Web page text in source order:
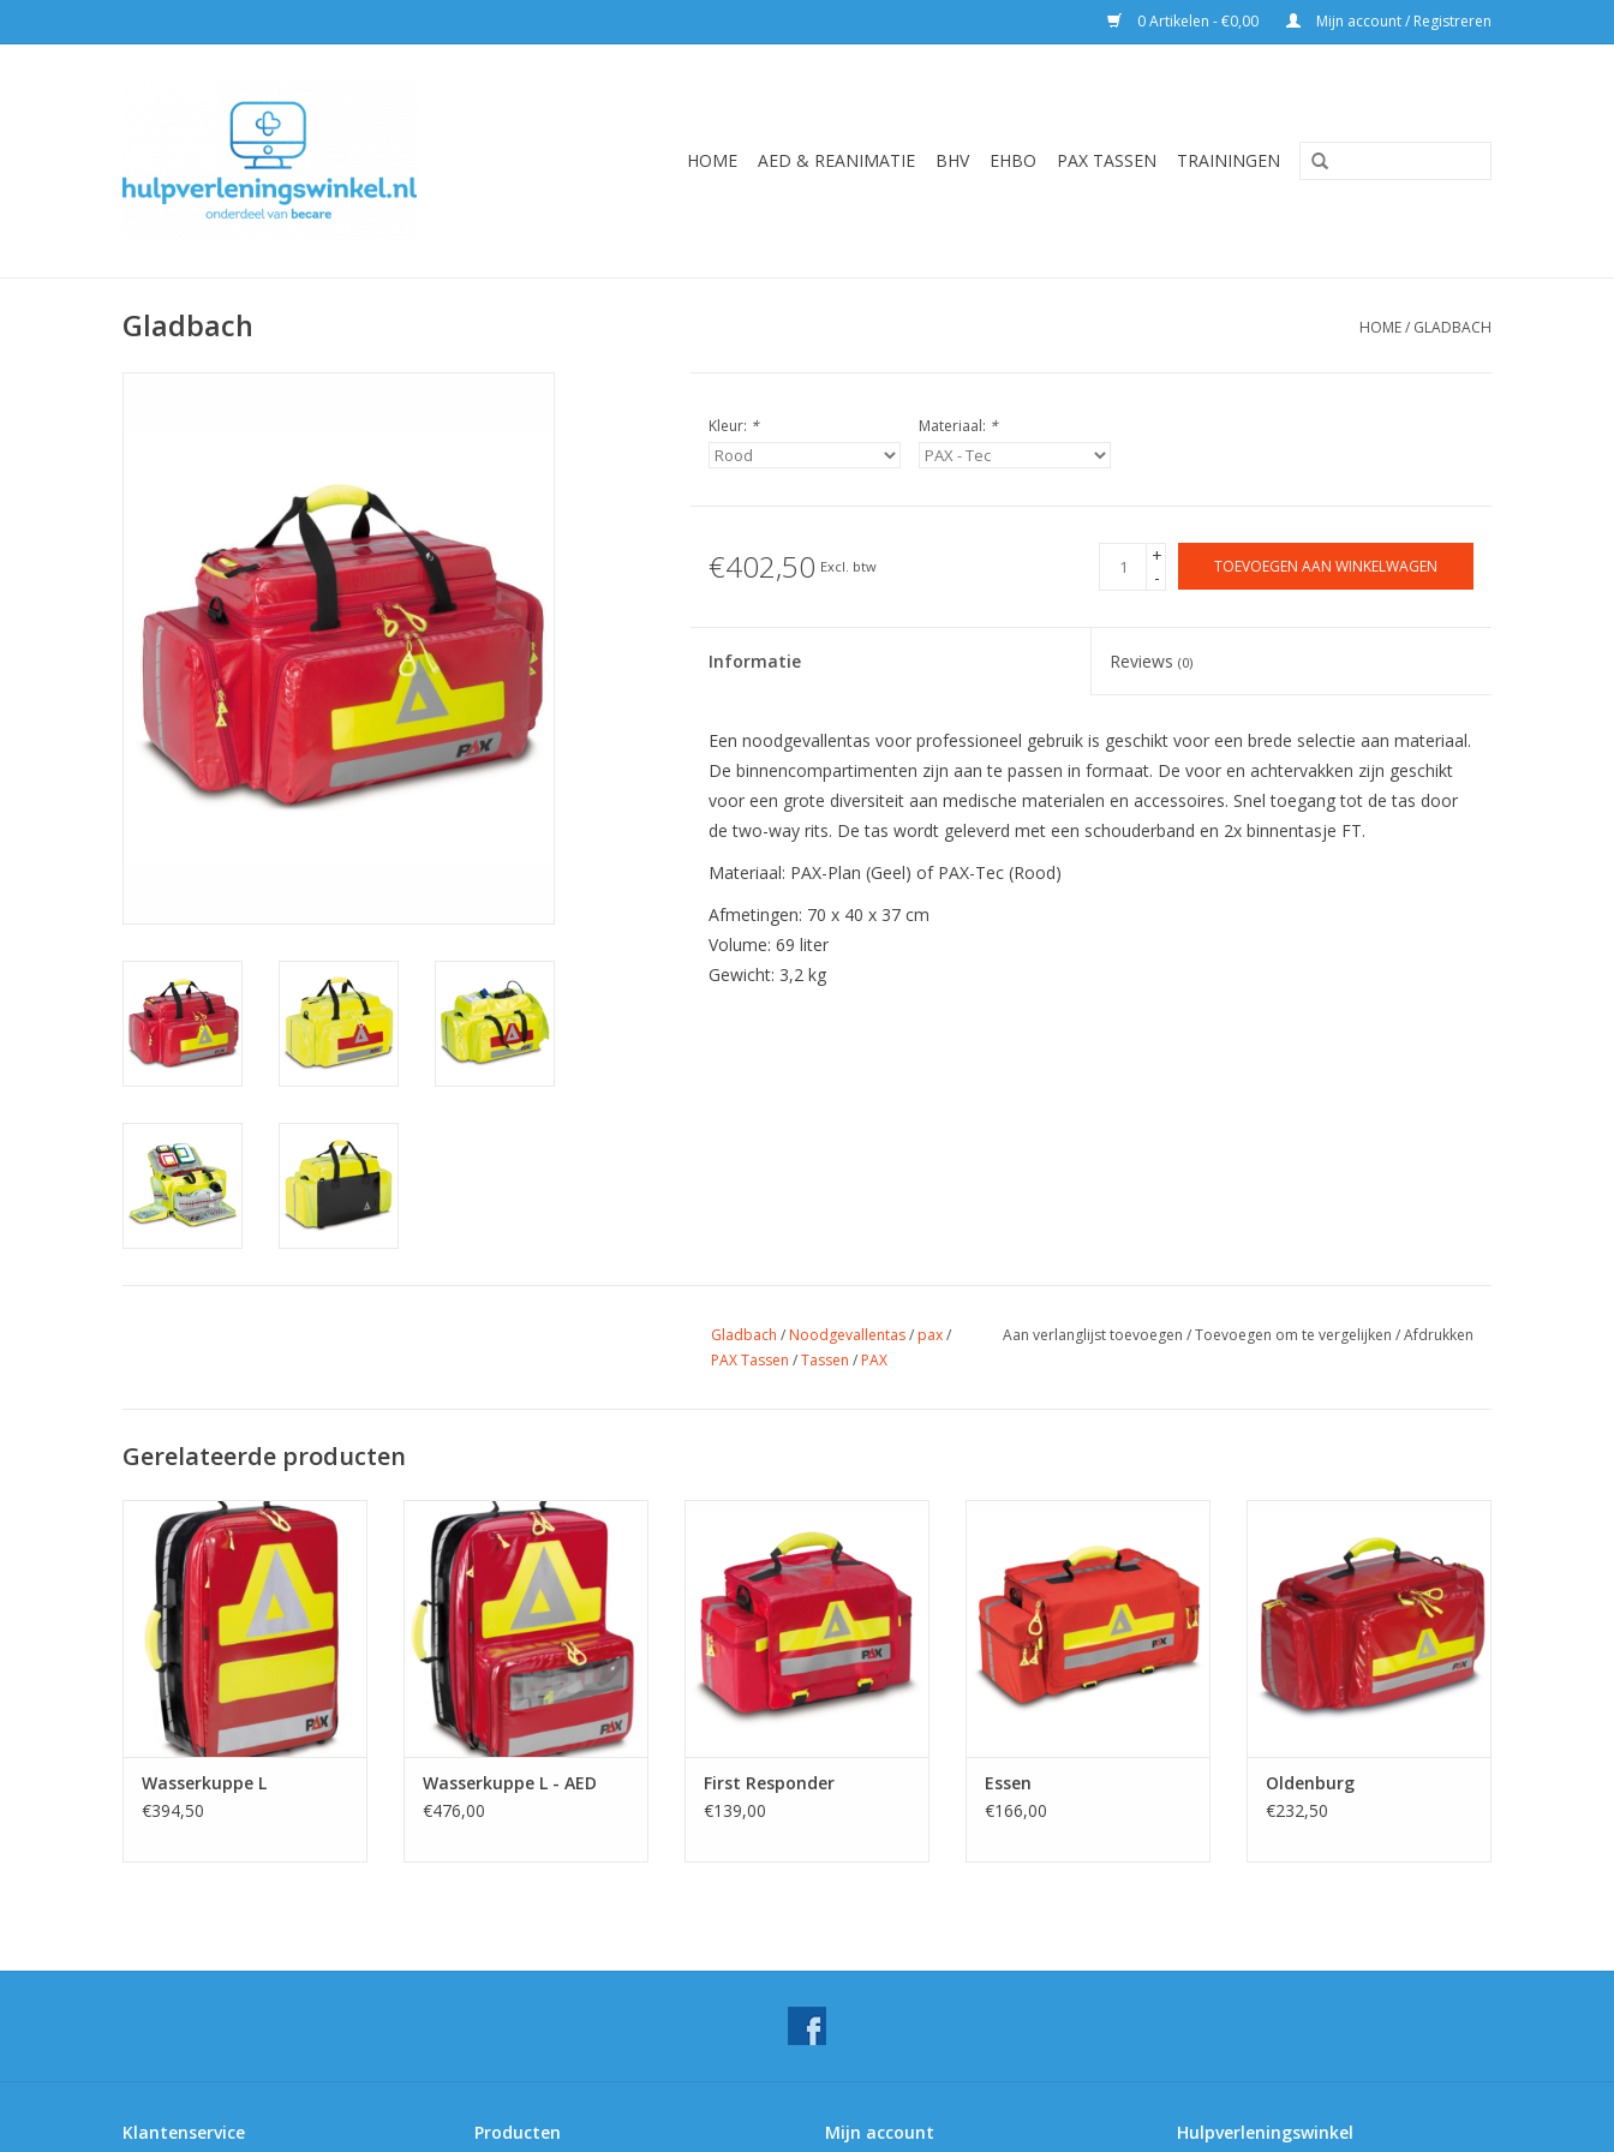
0 Artikelen - €0,00 Mijn account / Registreren
HOME AED & REANIMATIE BHV EHBO PAX TASSEN TRAININGEN
Gladbach HOME/ GLADBACH
Kleur: * Materiaal: *
€402,50 Excl. btw
+
-
TOEVOEGEN AAN WINKELWAGEN
Informatie Reviews(0)
Een noodgevallentas voor professioneel gebruik is geschikt voor een brede selectie aan materiaal.
De binnencompartimenten zijn aan te passen in formaat. De voor en achtervakken zijn geschikt
voor een grote diversiteit aan medische materialen en accessoires. Snel toegang tot de tas door
de two-way rits. De tas wordt geleverd met een schouderband en 2x binnentasje FT.
Materiaal: PAX-Plan (Geel) of PAX-Tec (Rood)
Afmetingen: 70 x 40 x 37 cm
Volume: 69 liter
Gewicht: 3,2 kg
Gladbach / Noodgevallentas/ pax/
PAX Tassen /Tassen / PAX
Aan verlanglijst toevoegen /Toevoegen om te vergelijken /Afdrukken
Gerelateerde producten
Wasserkuppe L
Afmetingen: 55 x 40 x 20 cm
Gewicht: 5,3 kg
Inhoud: 39 liter
TOEVOEGEN AAN WINKELWAGEN
Wasserkuppe L
€394,50
Wasserkuppe L - AED
Afmetingen: 57x43x33 cm
Gewicht: 3,0 kg
Inhoud: 81 Liter
TOEVOEGEN AAN WINKELWAGEN
Wasserkuppe L - AED
€476,00
Afmetingen: 43 x 24 x 23 cm
Volume: 19 liter
Gewicht: 0,7 kg
TOEVOEGEN AAN WINKELWAGEN
First Responder
€139,00
Afmetingen: 50 x 25 x 24 cm
Volume: 27 liter
Gewicht: 2,0 kg
TOEVOEGEN AAN WINKELWAGEN
Essen
€166,00
Afmetingen: 57 x 30 x 36 cm
Volume: 52 liter
Gewicht: 2,0 kg
TOEVOEGEN AAN WINKELWAGEN
Oldenburg
€232,50
Klantenservice
Producten
Mijn account
Hulpverleningswinkel